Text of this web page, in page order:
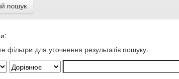
пошук
фільтри для уточнення результатів пошуку.